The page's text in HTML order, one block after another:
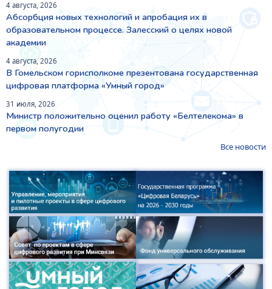
4 августа, 2026
Абсорбция новых технологий и апробация их в
образовательном процессе. Залесский о целях новой
академии
4 августа, 2026
В Гомельском горисполкоме презентована государственная
цифровая платформа «Умный город»
31 июля, 2026
Министр положительно оценил работу «Белтелекома» в
первом полугодии
Все новости